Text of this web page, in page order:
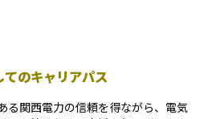
のキャリアパス
る関西電力の信頼を得ながら、電気